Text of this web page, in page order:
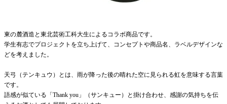
東の麓酒造と東北芸術工科大生によるコラボ商品です。
学生有志でプロジェクトを立ち上げて、コンセプトや商品名、ラベルデザインな
どを考えました。
天弓（テンキュウ）とは、雨が降った後の晴れた空に見られる虹を意味する言葉
です。
語感が似ている「Thank you」（サンキュー）と掛け合わせ、感謝の気持ちを伝